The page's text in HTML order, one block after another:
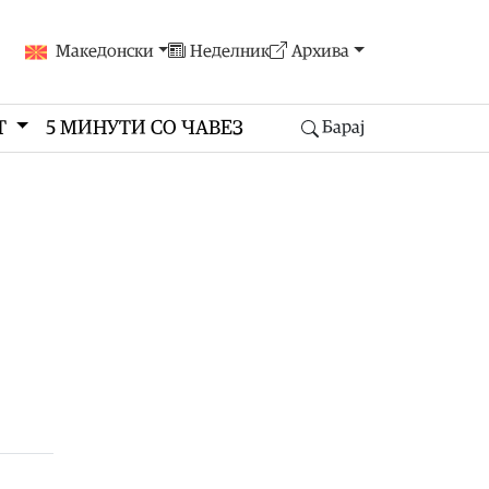
Македонски Неделник Архива
5 МИНУТИ СО ЧАВЕЗ Барај